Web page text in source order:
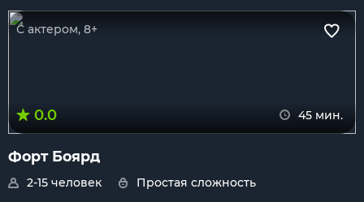
С актером, 8+
0.0 45 мин.
Форт Боярд
2-15 человек
Простая сложность